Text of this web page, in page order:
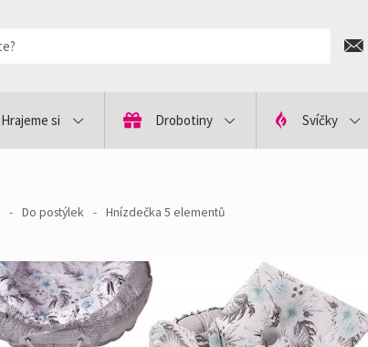
Hrajeme si Drobotiny Svíčky
- Do postýlek - Hnízdečka 5 elementů